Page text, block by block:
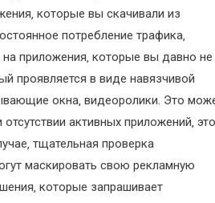
которые вы скачивали из
потребление трафика‚
приложения‚ которые вы давно не
проявляется в виде навязчивой
окна‚ видеоролики. Это
активных приложений‚ это
тщательная проверка
маскировать свою рекламную
которые запрашивает